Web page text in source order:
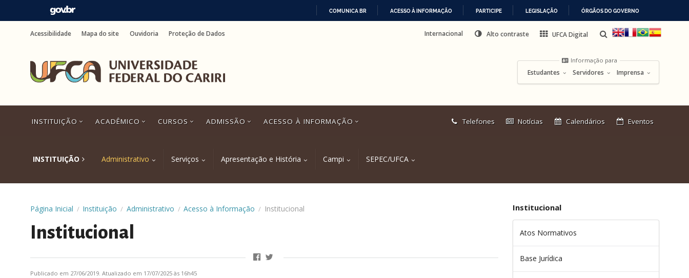
COMUNICA BR ACESSO À INFORMAÇÃO PARTICIPE LEGISLAÇÃO ÓRGÃOS DO GOVERNO
para
para
busca
rodapé
Acessibilidade Mapa do site Ouvidoria Proteção de Dados Internacional Alto contraste UFCA Digital
Informação para
Estudantes Servidores Imprensa
INSTITUIÇÃO ACADÊMICO CURSOS ADMISSÃO ACESSO À INFORMAÇÃO
Link
Telefones Notícias Calendários Eventos
INSTITUIÇÃO Administrativo Serviços Apresentação e História Campi SEPEC/UFCA
Página Inicial / Instituição / Administrativo / Acesso à Informação / Institucional
Institucional
Publicado em 27/06/2019. Atualizado em 17/07/2025 às 16h45
Institucional
Atos Normativos
Base Jurídica